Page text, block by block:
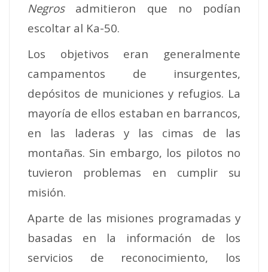
Negrosadmitieron que no podían
escoltar al Ka-50.
Los objetivos eran generalmente
campamentos de insurgentes,
depósitos de municiones y refugios. La
mayoría de ellos estaban en barrancos,
en las laderas y las cimas de las
montañas. Sin embargo, los pilotos no
tuvieron problemas en cumplir su
misión.
Aparte de las misiones programadas y
basadas en la información de los
servicios de reconocimiento, los